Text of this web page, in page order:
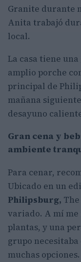
Granite durante
Anita trabajó
local.
La casa tiene
amplio porche
principal de
mañana
desayuno
Gran cena y
ambiente
Para cenar,
Ubicado en un
Philipsburg,
variado. A mí me
plantas, y una
grupo
muchas